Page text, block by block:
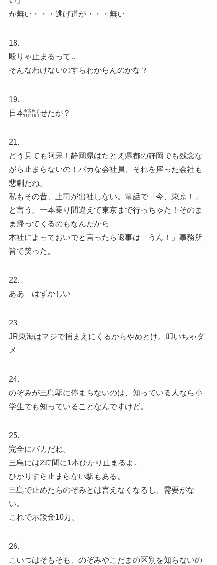
が無い・・・逃げ道が・・・無い
18.
殴りゃ止まるって…
そんなわけないのすらわからんのかな？
19.
日本語話せたか？
21.
どう見ても阿呆！静岡県はたとえ県都の静岡でも残念な
がら止まらないの！バカな会社員、それを雇った会社も
悲劇だね。
私もその昔、上司が出社しない。電話で「今、東京！」
と言う。一本乗り間違えて東京まで行っちゃた！そのま
ま帰ってくるのもなんだから
本社によっておいでと言ったら返事は「うん！」事務所
皆で笑った。
22.
ああ はずかしい
23.
JR東海はマジで捕まえにくるからやめとけ。叩いちゃダ
メ
24.
のぞみが三島駅に停まらないのは、知っている人なら小
学生でも知っていることなんですけど。
25.
完全にバカだね。
三島には2時間に1本ひかり止まるよ。
ひかりすら止まらない駅もある。
三島で止めたらのぞみとは言えなくなるし、需要がな
い。
これで示談金10万。
26.
こいつはそもそも、のぞみやこだまの区別を知らないの